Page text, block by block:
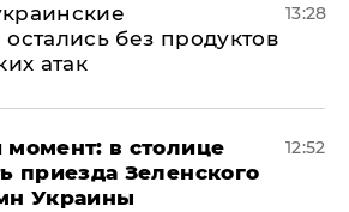
без продуктов
атак
13:28
момент: в столице
приезда Зеленского
Украины
12:52